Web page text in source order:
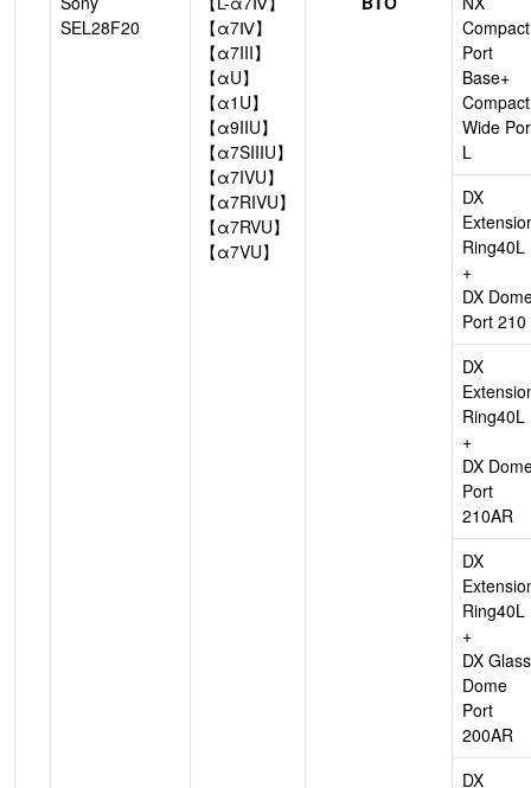
SEL28F20
【α7Ⅳ】
【α7III】
【αU】
【α1U】
【α9IIU】
【α7SIIIU】
【α7IVU】
【α7RIVU】
【α7RVU】
【α7VU】
Compact
Port
Base+
Compact
Wide
L
DX
Ring40L
+
DX
Port 210
DX
Ring40L
+
DX
Port
210AR
DX
Ring40L
+
DX Glass
Dome
Port
200AR
DX